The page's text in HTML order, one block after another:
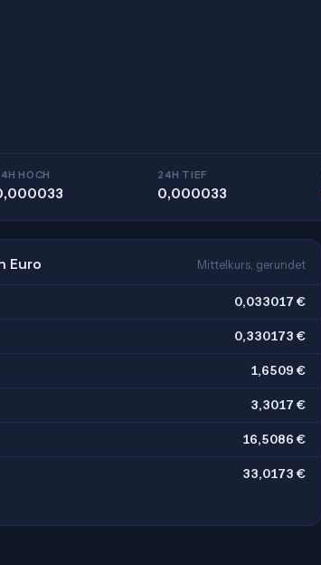
HOCH 24H TIEF
0,000033
Euro Mittelkurs, gerundet
0,033017 €
0,330173 €
1,6509 €
3,3017 €
16,5086 €
33,0173 €